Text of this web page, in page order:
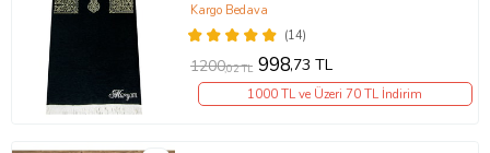
(14)
Kargo Bedava
1200,02 TL 998,73 TL
1000 TL ve Üzeri 70 TL İndirim